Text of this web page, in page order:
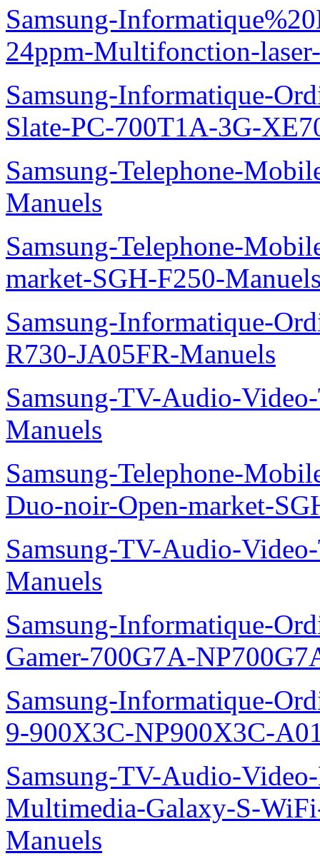
Samsung-
24ppm-Multifonction-
Samsung-Informatique-
Slate-PC-700T1A-3G-
Samsung-Telephone-
Manuels
Samsung-Telephone-
market-SGH-F250-
Samsung-Informatique-
R730-JA05FR-Manuels
Samsung-TV-Audio-
Manuels
Samsung-Telephone-
Duo-noir-Open-market-
Samsung-TV-Audio-
Manuels
Samsung-Informatique-
Gamer-700G7A-
Samsung-Informatique-
9-900X3C-NP900X3C-
Samsung-TV-Audio-
Multimedia-Galaxy-S-
Manuels